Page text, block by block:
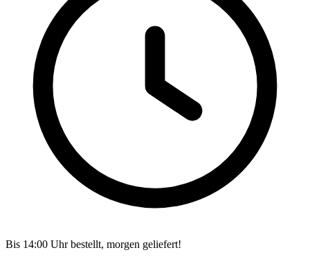
Bis 14:00 Uhr bestellt, morgen geliefert!